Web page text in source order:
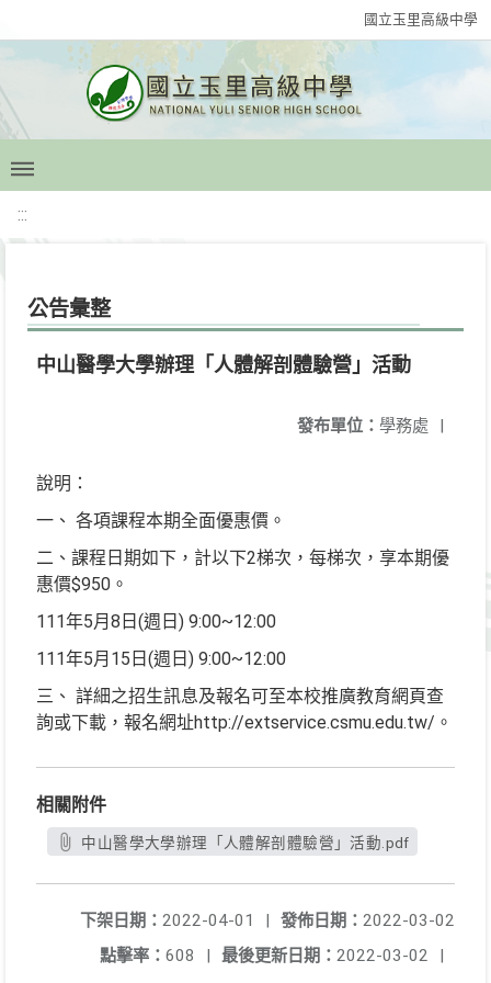
國立玉里高級中學
:::
公告彙整
中山醫學大學辦理「人體解剖體驗營」活動
發布單位： 學務處 |
說明：
一、 各項課程本期全面優惠價。
二、課程日期如下，計以下2梯次，每梯次，享本期優
惠價$950。
111年5月8日(週日) 9:00~12:00
111年5月15日(週日) 9:00~12:00
三、 詳細之招生訊息及報名可至本校推廣教育網頁查
詢或下載，報名網址http://extservice.csmu.edu.tw/。
相關附件
中山醫學大學辦理「人體解剖體驗營」活動.pdf
發佈日期： 2022-03-02
下架日期： 2022-04-01
|
最後更新日期： 2022-03-02 |
點擊率： 608 |